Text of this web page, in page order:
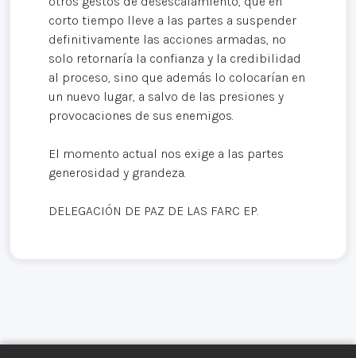
corto tiempo lleve a las partes a suspender
definitivamente las acciones armadas, no
solo retornaría la confianza y la credibilidad
al proceso, sino que además lo colocarían en
un nuevo lugar, a salvo de las presiones y
provocaciones de sus enemigos.
El momento actual nos exige a las partes
generosidad y grandeza.
DELEGACIÓN DE PAZ DE LAS FARC EP.